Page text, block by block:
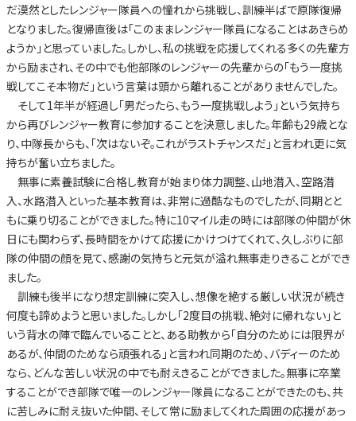
だ漠然としたレンジャー隊員への憧れから挑戦し、訓練半ばで原隊復帰
となりました。復帰直後は「このままレンジャー隊員になることはあきらめ
ようか」と思っていました。しかし、私の挑戦を応援してくれる多くの先輩方
から励まされ、その中でも他部隊のレンジャーの先輩からの「もう一度挑
戦してこそ本物だ」という言葉は頭から離れることがありませんでした。
そして1年半が経過し「男だったら、もう一度挑戦しよう」という気持ち
から再びレンジャー教育に参加することを決意しました。年齢も29歳とな
り、中隊長からも、「次はないぞ。これがラストチャンスだ」と言われ更に気
持ちが奮い立ちました。
無事に素養試験に合格し教育が始まり体力調整、山地潜入、空路潜
入、水路潜入といった基本教育は、非常に過酷なものでしたが、同期とと
もに乗り切ることができました。特に10マイル走の時には部隊の仲間が休
日にも関わらず、長時間をかけて応援にかけつけてくれて、久しぶりに部
隊の仲間の顔を見て、感謝の気持ちと元気が溢れ無事走りきることができ
ました。
訓練も後半になり想定訓練に突入し、想像を絶する厳しい状況が続き
何度も諦めようと思いました。しかし「2度目の挑戦、絶対に帰れない」と
いう背水の陣で臨んでいることと、ある助教から「自分のためには限界が
あるが、仲間のためなら頑張れる」と言われ同期のため、バディーのため
なら、どんな苦しい状況の中でも耐えきることができました。無事に卒業
することができ部隊で唯一のレンジャー隊員になることができたのも、共
に苦しみに耐え抜いた仲間、そして常に励ましてくれた周囲の応援があっ